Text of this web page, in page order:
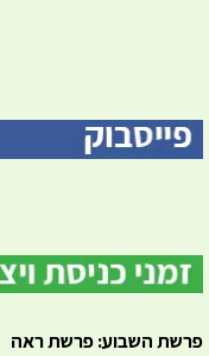
פרשת השבוע: פרשת ראה